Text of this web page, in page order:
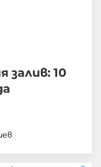
залив: 10